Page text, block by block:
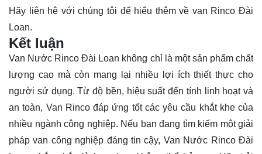
Hãy
liên hệ với chúng tôi để hiểu thêm về van Rinco Đài
Loan.
Kết luận
Van Nước Rinco Đài Loan không chỉ là một sản phẩm chất
lượng cao mà còn mang lại nhiều lợi ích thiết thực cho
người sử dụng. Từ độ bền, hiệu suất đến tính linh hoạt và
an toàn, Van Rinco đáp ứng tốt các yêu cầu khắt khe của
nhiều ngành công nghiệp. Nếu bạn đang tìm kiếm một giải
pháp van công nghiệp đáng tin cậy, Van Nước Rinco Đài